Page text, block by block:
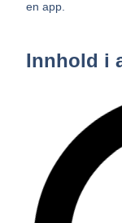
en app.
Innhold i